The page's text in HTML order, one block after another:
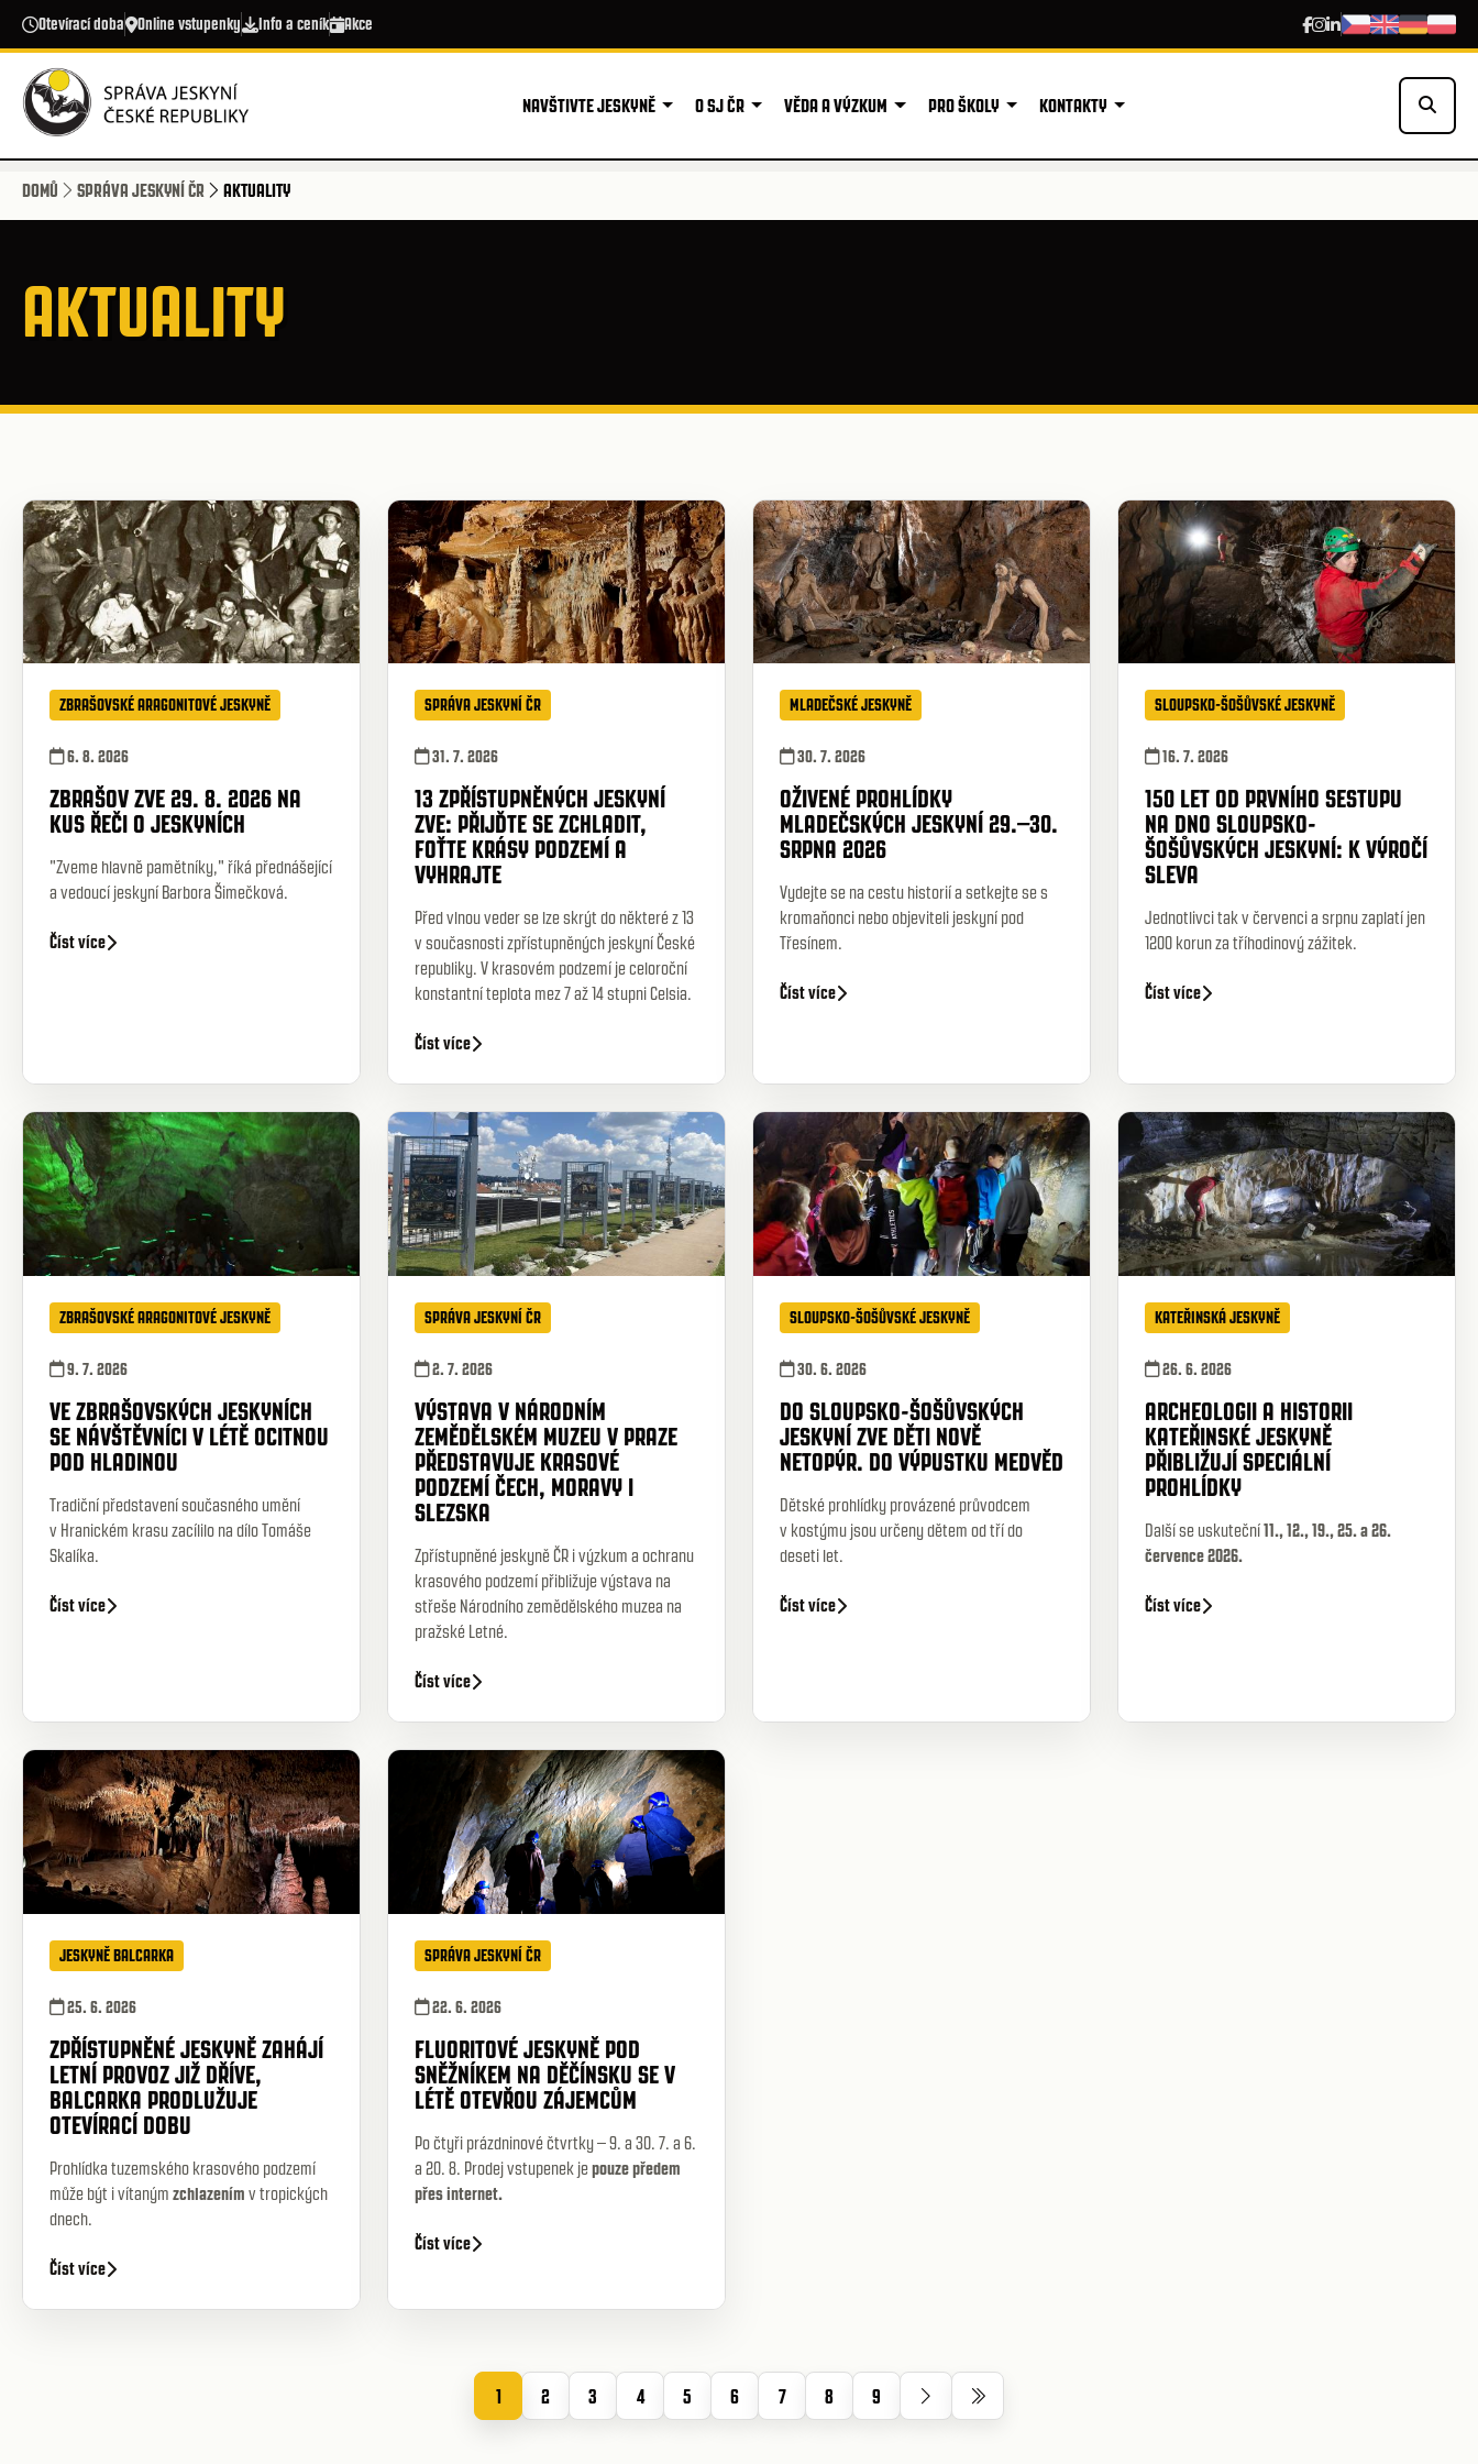
Přejít k hlavnímu obsahu
Otevírací doba Online vstupenky Info a ceník Akce
NAVŠTIVTE JESKYNĚ O SJ ČR VĚDA A VÝZKUM PRO ŠKOLY KONTAKTY
DOMŮ SPRÁVA JESKYNÍ ČR AKTUALITY
AKTUALITY
ZBRAŠOVSKÉ ARAGONITOVÉ JESKYNĚ
6. 8. 2026
ZBRAŠOV ZVE 29. 8. 2026 NA
KUS ŘEČI O JESKYNÍCH
"Zveme hlavně pamětníky," říká přednášející
a vedoucí jeskyní Barbora Šimečková.
Číst více
SPRÁVA JESKYNÍ ČR
31. 7. 2026
13 ZPŘÍSTUPNĚNÝCH JESKYNÍ
ZVE: PŘIJĎTE SE ZCHLADIT,
FOŤTE KRÁSY PODZEMÍ A
VYHRAJTE
Před vlnou veder se lze skrýt do některé z 13
v současnosti zpřístupněných jeskyní České
republiky. V krasovém podzemí je celoroční
konstantní teplota mez 7 až 14 stupni Celsia.
Číst více
MLADEČSKÉ JESKYNĚ
30. 7. 2026
OŽIVENÉ PROHLÍDKY
MLADEČSKÝCH JESKYNÍ 29.–30.
SRPNA 2026
Vydejte se na cestu historií a setkejte se s
kromaňonci nebo objeviteli jeskyní pod
Třesínem.
Číst více
SLOUPSKO-ŠOŠŮVSKÉ JESKYNĚ
16. 7. 2026
150 LET OD PRVNÍHO SESTUPU
NA DNO SLOUPSKO-
ŠOŠŮVSKÝCH JESKYNÍ: K VÝROČÍ
SLEVA
Jednotlivci tak v červenci a srpnu zaplatí jen
1200 korun za tříhodinový zážitek.
Číst více
ZBRAŠOVSKÉ ARAGONITOVÉ JESKYNĚ
9. 7. 2026
VE ZBRAŠOVSKÝCH JESKYNÍCH
SE NÁVŠTĚVNÍCI V LÉTĚ OCITNOU
POD HLADINOU
Tradiční představení současného umění
v Hranickém krasu zacílilo na dílo Tomáše
Skalíka.
Číst více
SPRÁVA JESKYNÍ ČR
2. 7. 2026
VÝSTAVA V NÁRODNÍM
ZEMĚDĚLSKÉM MUZEU V PRAZE
PŘEDSTAVUJE KRASOVÉ
PODZEMÍ ČECH, MORAVY I
SLEZSKA
Zpřístupněné jeskyně ČR i výzkum a ochranu
krasového podzemí přibližuje výstava na
střeše Národního zemědělského muzea na
pražské Letné.
Číst více
SLOUPSKO-ŠOŠŮVSKÉ JESKYNĚ
30. 6. 2026
DO SLOUPSKO-ŠOŠŮVSKÝCH
JESKYNÍ ZVE DĚTI NOVĚ
NETOPÝR. DO VÝPUSTKU MEDVĚD
Dětské prohlídky provázené průvodcem
v kostýmu jsou určeny dětem od tří do
deseti let.
Číst více
KATEŘINSKÁ JESKYNĚ
26. 6. 2026
ARCHEOLOGII A HISTORII
KATEŘINSKÉ JESKYNĚ
PŘIBLIŽUJÍ SPECIÁLNÍ
PROHLÍDKY
Další se uskuteční11., 12., 19., 25. a 26.
července 2026.
Číst více
JESKYNĚ BALCARKA
25. 6. 2026
ZPŘÍSTUPNĚNÉ JESKYNĚ ZAHÁJÍ
LETNÍ PROVOZ JIŽ DŘÍVE,
BALCARKA PRODLUŽUJE
OTEVÍRACÍ DOBU
Prohlídka tuzemského krasového podzemí
může být i vítaným zchlazením v tropických
dnech.
Číst více
SPRÁVA JESKYNÍ ČR
22. 6. 2026
FLUORITOVÉ JESKYNĚ POD
SNĚŽNÍKEM NA DĚČÍNSKU SE V
LÉTĚ OTEVŘOU ZÁJEMCŮM
Po čtyři prázdninové čtvrtky – 9. a 30. 7. a 6.
a 20. 8. Prodej vstupenek jepouze předem
přes internet.
Číst více
1 2 3 4 5 6 7 8 9